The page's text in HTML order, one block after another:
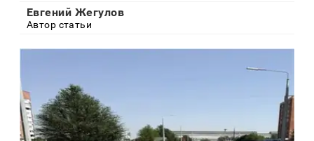
Евгений Жегулов
Автор статьи